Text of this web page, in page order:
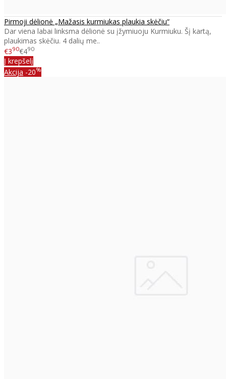
Pirmoji dėlionė „Mažasis kurmiukas plaukia skėčiu“
Dar viena labai linksma dėlionė su įžymiuoju Kurmiuku. Šį kartą,
plaukimas skėčiu. 4 dalių me..
€390€490
Į krepšelį
Akcija -20%